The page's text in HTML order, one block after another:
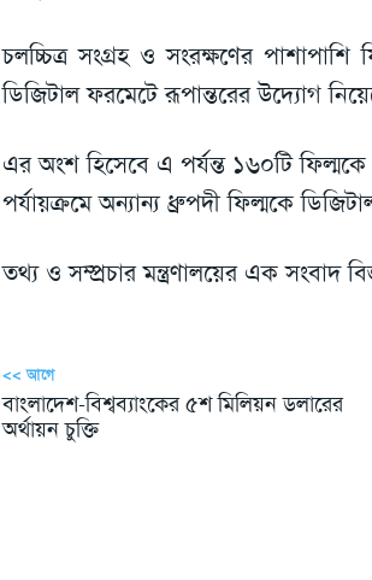
চলচ্চিত্র সংগ্রহ ও সংরক্ষণের
ডিজিটাল ফরমেটে রূপান্তরের উদ্যোগ
এর অংশ হিসেবে এ পর্যন্ত ১৬০টি
পর্যায়ক্রমে অন্যান্য ধ্রুপদী ফিল্মকে
তথ্য ও সম্প্রচার মন্ত্রণালয়ের এক সংবাদ
<< আগে
বাংলাদেশ-বিশ্বব্যাংকের ৫শ মিলিয়ন ডলারের
অর্থায়ন চুক্তি